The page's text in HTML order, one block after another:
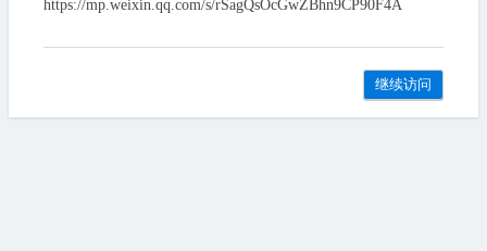
https://mp.weixin.qq.com/s/rSagQsOcGwZBhn9CP90F4A
继续访问